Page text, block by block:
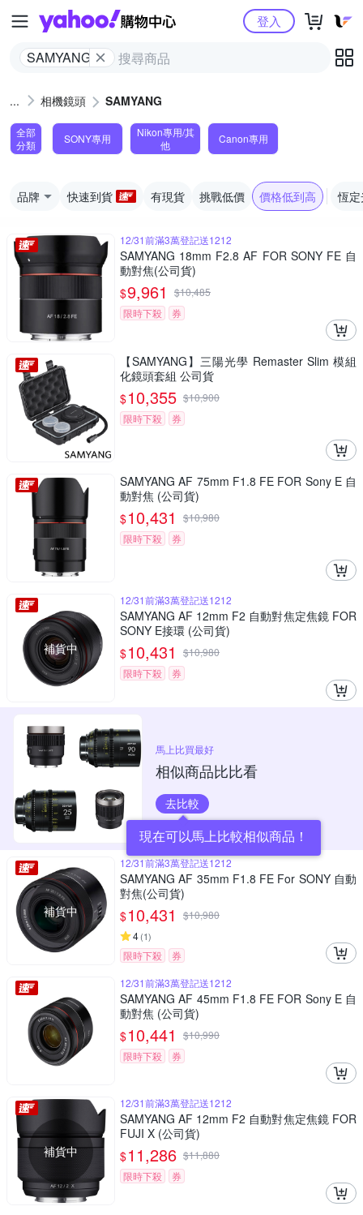
Yahoo購物中心
SAMYANG
登入
相機鏡頭 SAMYANG
全部
分類
SONY專用
Nikon專用/其
他
Canon專用
品牌 快速到貨 有現貨 挑戰低價 價格低到高 恆
12/31前滿3萬登記送1212
SAMYANG 18mm F2.8 AF FOR SONY FE 自
動對焦(公司貨)
$9,961 $10,485
限時下殺
券
【SAMYANG】三陽光學 Remaster Slim 模組
化鏡頭套組 公司貨
$10,355 $10,900
限時下殺
券
SAMYANG AF 75mm F1.8 FE FOR Sony E 自
動對焦 (公司貨)
$10,431 $10,980
限時下殺
券
補貨中
12/31前滿3萬登記送1212
SAMYANG AF 12mm F2 自動對焦定焦鏡 FOR
SONY E接環 (公司貨)
$10,431 $10,980
限時下殺
券
馬上比買最好
相似商品比比看
去比較
現在可以馬上比較相似商品！
補貨中
12/31前滿3萬登記送1212
SAMYANG AF 35mm F1.8 FE For SONY 自動
對焦(公司貨)
$10,431 $10,980
4(1)
限時下殺
券
12/31前滿3萬登記送1212
SAMYANG AF 45mm F1.8 FE FOR Sony E 自
動對焦 (公司貨)
$10,441 $10,990
限時下殺
券
補貨中
12/31前滿3萬登記送1212
SAMYANG AF 12mm F2 自動對焦定焦鏡 FOR
FUJI X (公司貨)
$11,286 $11,880
限時下殺
券